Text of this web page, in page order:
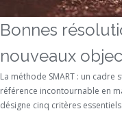
Bonnes
nouveaux
La méthode SMART : un cadre
référence incontournable en
désigne cinq critères